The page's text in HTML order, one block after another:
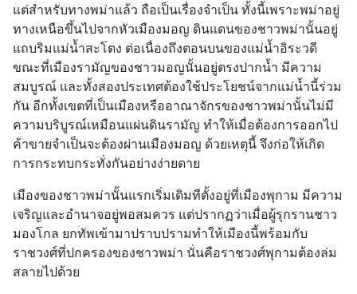
แต่สำหรับทางพม่าแล้ว ถือเป็นเรื่องจำเป็น ทั้งนี้เพราะพม่าอยู่
ทางเหนือขึ้นไปจากหัวเมืองมอญ ดินแดนของชาวพม่านั้นอยู่
แถบริมแม่น้ำสะโตง ต่อเนื่องถึงตอนบนของแม่น้ำอิระวดี
ขณะที่เมืองรามัญของชาวมอญนั้นอยู่ตรงปากน้ำ มีความ
สมบูรณ์ และทั้งสองประเทศต้องใช้ประโยชน์จากแม่น้ำนี้ร่วม
กัน อีกทั้งเขตที่เป็นเมืองหรืออาณาจักรของชาวพม่านั้นไม่มี
ความบริบูรณ์เหมือนแผ่นดินรามัญ ทำให้เมื่อต้องการออกไป
ค้าขายจำเป็นจะต้องผ่านเมืองมอญ ด้วยเหตุนี้ จึงก่อให้เกิด
การกระทบกระทั่งกันอย่างง่ายดาย
เมืองของชาวพม่านั้นแรกเริ่มเดิมทีตั้งอยู่ที่เมืองพุกาม มีความ
เจริญและอำนาจอยู่พอสมควร แต่ปรากฏว่าเมื่อผู้รุกรานชาว
มองโกล ยกทัพเข้ามาปราบปรามทำให้เมืองนี้พร้อมกับ
ราชวงศ์ที่ปกครองของชาวพม่า นั่นคือราชวงศ์พุกามต้องล่ม
สลายไปด้วย